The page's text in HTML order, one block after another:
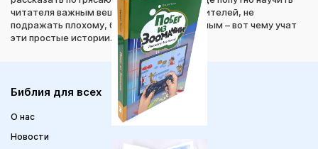
читателя важным вещам. Слушаться родителей, не
подражать плохому, быть честным и смелым – вот чему учат
эти простые истории.
Библия для всех
О нас
Новости